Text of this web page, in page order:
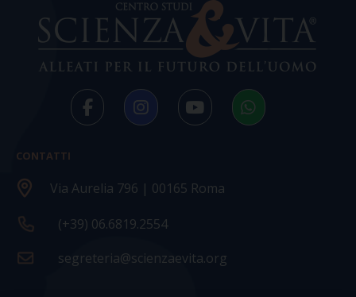
CONTATTI
Via Aurelia 796 | 00165 Roma
(+39) 06.6819.2554
segreteria@scienzaevita.org